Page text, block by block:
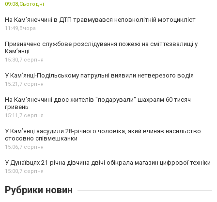
09:08,Сьогодні
На Кам’янеччині в ДТП травмувався неповнолітній мотоцикліст
11:49,Вчора
Призначено службове розслідування пожежі на сміттєзвалищі у
Кам’янці
15:30,7 серпня
У Кам’янці-Подільському патрульні виявили нетверезого водія
15:21,7 серпня
На Камʼянеччині двоє жителів "подарували" шахраям 60 тисяч
гривень
15:11,7 серпня
У Камʼянці засудили 28-річного чоловіка, який вчиняв насильство
стосовно співмешканки
15:06,7 серпня
У Дунаївцях 21-річна дівчина двічі обікрала магазин цифрової техніки
15:00,7 серпня
Рубрики новин